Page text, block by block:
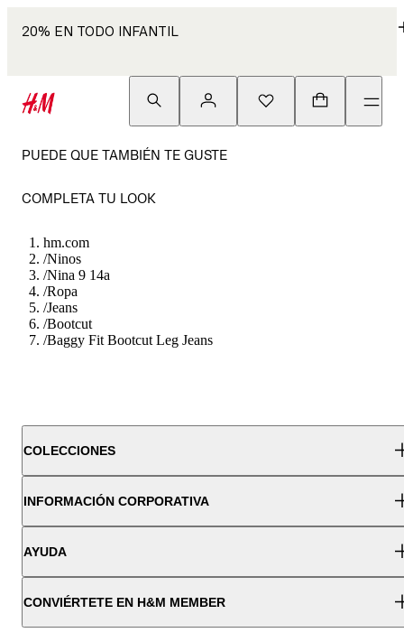
20% EN TODO INFANTIL
PUEDE QUE TAMBIÉN TE GUSTE
COMPLETA TU LOOK
hm.com
/Ninos
/Nina 9 14a
/Ropa
/Jeans
/Bootcut
/Baggy Fit Bootcut Leg Jeans
COLECCIONES
INFORMACIÓN CORPORATIVA
AYUDA
CONVIÉRTETE EN H&M MEMBER